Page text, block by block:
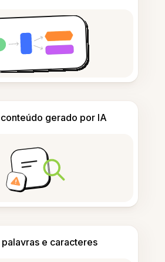
gerado por IA
palavras e caracteres